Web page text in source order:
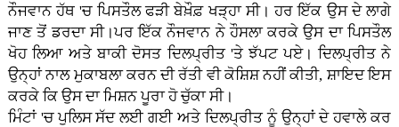
ਨੌਜਵਾਨ ਹੱਥ 'ਚ ਪਿਸਤੌਲ ਫੜੀ ਬੇਖ਼ੌਫ਼ ਖੜ੍ਹਾ ਸੀ। ਹਰ ਇੱਕ ਉਸ ਦੇ ਲਾਗੇ
ਜਾਣ ਤੋਂ ਡਰਦਾ ਸੀ।ਪਰ ਇੱਕ ਨੌਜਵਾਨ ਨੇ ਹੌਸਲਾ ਕਰਕੇ ਉਸ ਦਾ ਪਿਸਤੌਲ
ਖੋਹ ਲਿਆ ਅਤੇ ਬਾਕੀ ਦੋਸਤ ਦਿਲਪ੍ਰੀਤ 'ਤੇ ਝੱਪਟ ਪਏ। ਦਿਲਪ੍ਰੀਤ ਨੇ
ਉਨ੍ਹਾਂ ਨਾਲ ਮੁਕਾਬਲਾ ਕਰਨ ਦੀ ਰੱਤੀ ਵੀ ਕੋਸ਼ਿਸ਼ ਨਹੀਂ ਕੀਤੀ, ਸ਼ਾਇਦ ਇਸ
ਕਰਕੇ ਕਿ ਉਸ ਦਾ ਮਿਸ਼ਨ ਪੂਰਾ ਹੋ ਚੁੱਕਾ ਸੀ।
ਮਿੰਟਾਂ 'ਚ ਪੁਲਿਸ ਸੱਦ ਲਈ ਗਈ ਅਤੇ ਦਿਲਪ੍ਰੀਤ ਨੂੰ ਉਨ੍ਹਾਂ ਦੇ ਹਵਾਲੇ ਕਰ